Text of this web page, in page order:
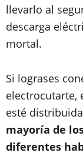
llevarlo al
descarga
mortal.
Si lograses
electrocutarte,
esté
mayoría de
diferentes